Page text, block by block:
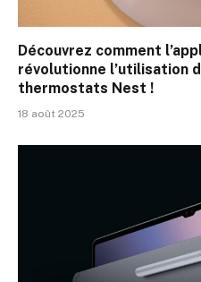
Découvrez comment
révolutionne l’utilisation
thermostats Nest !
18 août 2025